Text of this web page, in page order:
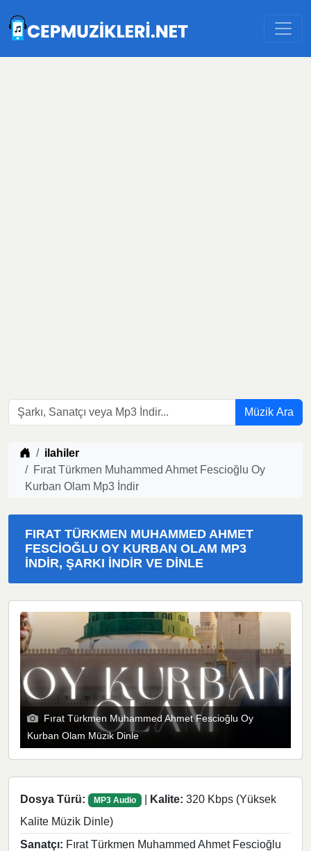
Müzik Ara
Müzik indir
ilahiler
Fırat Türkmen Muhammed Ahmet Fescioğlu Oy
Kurban Olam Mp3 İndir
FIRAT TÜRKMEN MUHAMMED AHMET
FESCIOĞLU OY KURBAN OLAM MP3
İNDIR, ŞARKI İNDIR VE DINLE
Fırat Türkmen Muhammed Ahmet Fescioğlu Oy
Kurban Olam Müzik Dinle
Dosya Türü: MP3 Audio | Kalite: 320 Kbps (Yüksek
Kalite Müzik Dinle)
Sanatçı: Fırat Türkmen Muhammed Ahmet Fescioğlu